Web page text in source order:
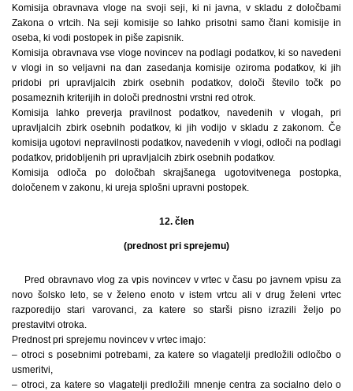
Komisija obravnava vloge na svoji seji, ki ni javna, v skladu z določbami
Zakona o vrtcih. Na seji komisije so lahko prisotni samo člani komisije in
oseba, ki vodi postopek in piše zapisnik.
Komisija obravnava vse vloge novincev na podlagi podatkov, ki so navedeni
v vlogi in so veljavni na dan zasedanja komisije oziroma podatkov, ki jih
pridobi pri upravljalcih zbirk osebnih podatkov, določi število točk po
posameznih kriterijih in določi prednostni vrstni red otrok.
Komisija lahko preverja pravilnost podatkov, navedenih v vlogah, pri
upravljalcih zbirk osebnih podatkov, ki jih vodijo v skladu z zakonom. Če
komisija ugotovi nepravilnosti podatkov, navedenih v vlogi, odloči na podlagi
podatkov, pridobljenih pri upravljalcih zbirk osebnih podatkov.
Komisija odloča po določbah skrajšanega ugotovitvenega postopka,
določenem v zakonu, ki ureja splošni upravni postopek.
12. člen
(prednost pri sprejemu)
Pred obravnavo vlog za vpis novincev v vrtec v času po javnem vpisu za
novo šolsko leto, se v želeno enoto v istem vrtcu ali v drug želeni vrtec
razporedijo stari varovanci, za katere so starši pisno izrazili željo po
prestavitvi otroka.
Prednost pri sprejemu novincev v vrtec imajo:
– otroci s posebnimi potrebami, za katere so vlagatelji predložili odločbo o
usmeritvi,
– otroci, za katere so vlagatelji predložili mnenje centra za socialno delo o